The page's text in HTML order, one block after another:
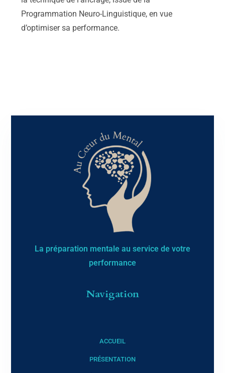
Programmation Neuro-Linguistique, en vue
d’optimiser sa performance.
La préparation mentale au service de votre
performance​
Navigation
ACCUEIL
PRÉSENTATION